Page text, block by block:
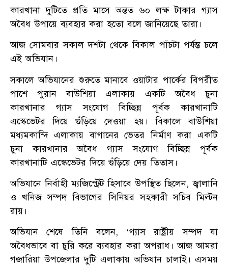
কারখানা দুটিতে প্রতি মাসে অন্তত ৬০ লক্ষ টাকার গ্যাস
অবৈধ উপায়ে ব্যবহার করা হতো বলে জানিয়েছে তারা।
আজ সোমবার সকাল দশটা থেকে বিকাল পাঁচটা পর্যন্ত চলে
এই অভিযান।
সকালে অভিযানের শুরুতে মানাবে ওয়াটার পার্কের বিপরীত
পাশে পুরান বাউশিয়া এলাকায় একটি অবৈধ চুনা
কারখানার গ্যাস সংযোগ বিচ্ছিন্ন পূর্বক কারখানাটি
এস্কেভেটর দিয়ে গুঁড়িয়ে দেওয়া হয়। বিকালে বাউশিয়া
মধ্যমকান্দি এলাকায় বাগানের ভেতর নির্মাণ করা একটি
চুনা কারখানার অবৈধ গ্যাস সংযোগ বিচ্ছিন্ন পূর্বক
কারখানাটি এস্কেভেটর দিয়ে গুঁড়িয়ে দেয় তিতাস।
অভিযানে নির্বাহী ম্যজিস্ট্রেট হিসাবে উপস্থিত ছিলেন, জ্বালানি
ও খনিজ সম্পদ বিভাগের সিনিয়র সহকারী সচিব মিল্টন
রায়।
অভিযান শেষে তিনি বলেন, ‘গ্যাস রাষ্ট্রীয় সম্পদ যা
অবৈধভাবে বা চুরি করে ব্যবহার করা অপরাধ। আজ আমরা
গজারিয়া উপজেলার দুটি এলাকায় অভিযান চালাই। এসময়